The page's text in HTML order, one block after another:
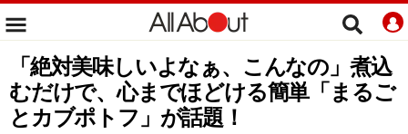
「絶対美味しいよなぁ、こんなの」煮込
むだけで、心までほどける簡単「まるご
とカブポトフ」が話題！